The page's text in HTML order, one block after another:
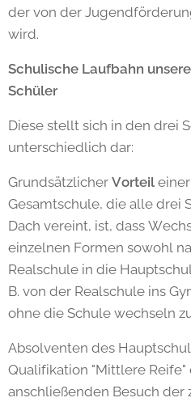
der von der
wird.
Schulische Laufbahn
Schüler
Diese stellt sich in den drei
unterschiedlich dar:
Grundsätzlicher Vorteil
Gesamtschule, die alle drei
Dach vereint, ist, dass
einzelnen Formen sowohl
Realschule in die
B. von der Realschule ins
ohne die Schule wechseln
Absolventen des
Qualifikation "Mittlere Reife"
anschließenden Besuch der